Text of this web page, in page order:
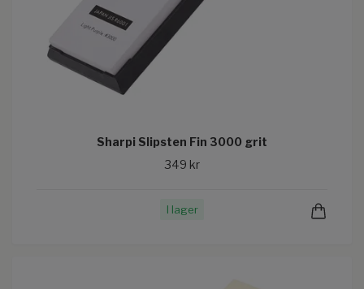
Sharpi Slipsten Fin 3000 grit
349 kr
I lager